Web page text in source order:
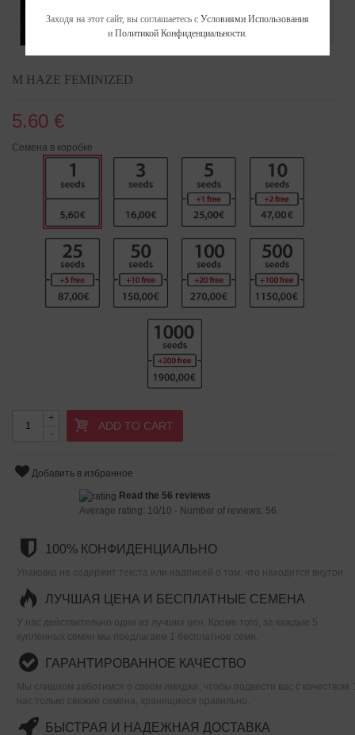
M HAZE FEMINIZED
5.60 €
Семена в коробке
-
+
ADD TO CART
Добавить в избранное
Read the 56 reviews
Average rating: 10/10 - Number of reviews: 56
100% КОНФИДЕНЦИАЛЬНО
Упаковка не содержит текста или надписей о том, что находится внутри.
ЛУЧШАЯ ЦЕНА И БЕСПЛАТНЫЕ СЕМЕНА
У нас действительно одни из лучших цен. Кроме того, за каждые 5
купленных семян мы предлагаем 1 бесплатное семя.
ГАРАНТИРОВАННОЕ КАЧЕСТВО
Мы слишком заботимся о своем имидже, чтобы подвести вас с качеством.
нас только свежие семена, хранящиеся правильно.
БЫСТРАЯ И НАДЕЖНАЯ ДОСТАВКА
Заходя на этот сайт, вы соглашаетесь с Условиями Использования
и Политикой Конфиденциальности.